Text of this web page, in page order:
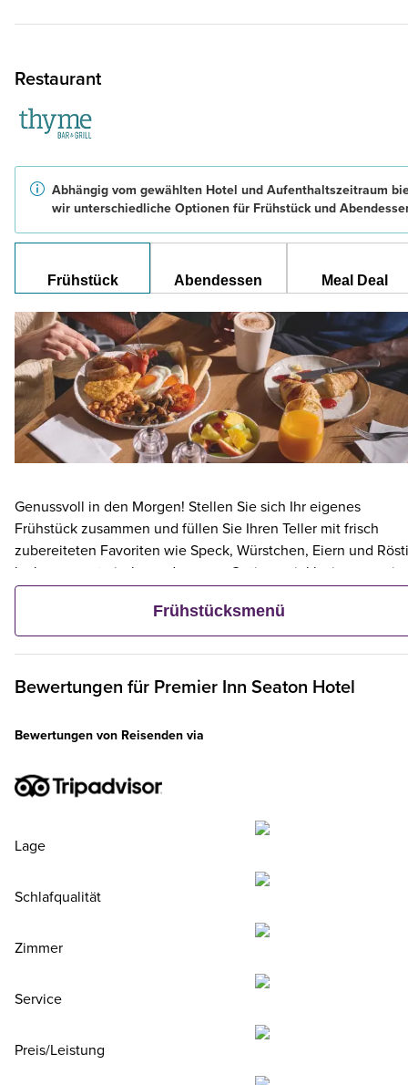
Restaurant
Abhängig vom gewählten Hotel und Aufenthaltszeitraum
wir unterschiedliche Optionen für Frühstück und
Frühstück Abendessen Meal Deal
Genussvoll in den Morgen! Stellen Sie sich Ihr eigenes
Frühstück zusammen und füllen Sie Ihren Teller mit frisch
zubereiteten Favoriten wie Speck, Würstchen, Eiern und
leckere vegetarische und vegane Optionen inklusive – sowie
kontinentalen Köstlichkeiten wie Obst, Müsli und frischem
Gebäck. Und wenn ein Erwachsener ein Premier Inn-
bestellt, frühstücken bis zu zwei Kinder kostenlos mit.**
Frühstücksmenü
Bewertungen für Premier Inn Seaton Hotel
Bewertungen von Reisenden via
Lage
Schlafqualität
Zimmer
Service
Preis/Leistung